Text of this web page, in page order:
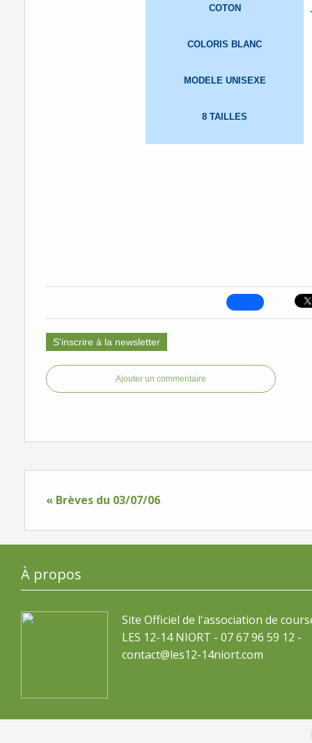
COTON
COLORIS BLANC
MODELE UNISEXE
8 TAILLES
S'inscrire à la newsletter
Ajouter un commentaire
« Brèves du 03/07/06
À propos
Site Officiel de l'association de
LES 12-14 NIORT - 07 67 96 59 12 -
contact@les12-14niort.com